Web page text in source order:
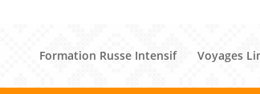
Formation Russe Intensif Voyages